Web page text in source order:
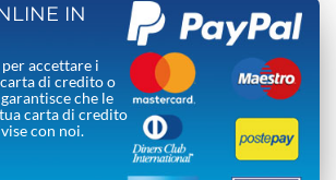
IN
accettare i
di credito o
che le
carta di credito
con noi.